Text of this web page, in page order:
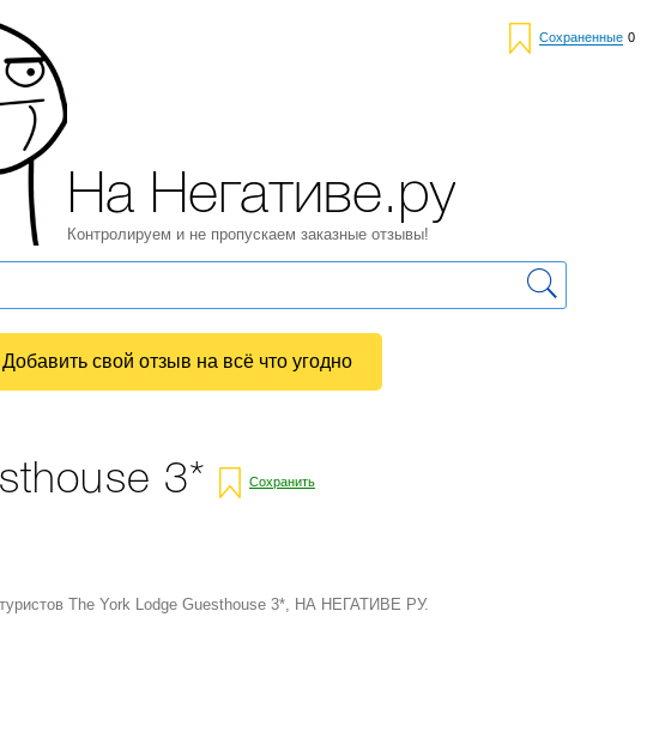
Сохраненные 0
3* Сохранить
The York Lodge Guesthouse 3*, НА НЕГАТИВЕ РУ.
На Негативе.ру
Контролируем и не пропускаем заказные отзывы!
Добавить свой отзыв на всё что угодно